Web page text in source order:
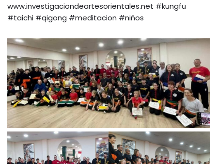
www.investigaciondeartesorientales.net #kungfu
#taichi #qigong #meditacion #niños